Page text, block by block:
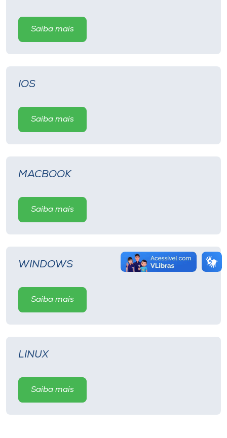
Saiba mais
IOS
Saiba mais
MACBOOK
Saiba mais
WINDOWS
Saiba mais
LINUX
Saiba mais